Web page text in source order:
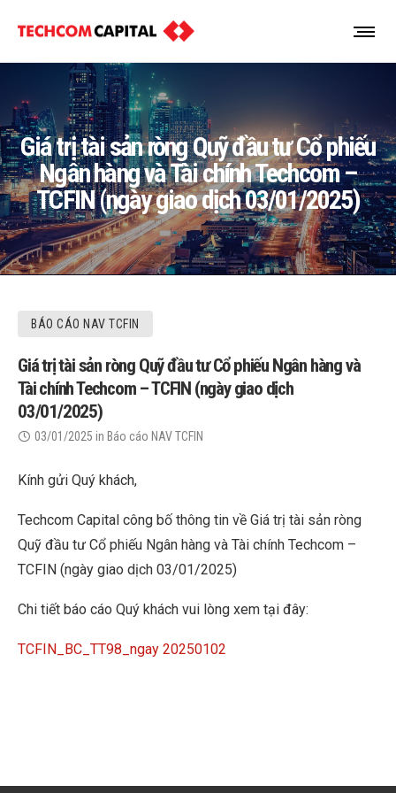
Giá trị tài sản ròng Quỹ đầu tư Cổ phiếu
Ngân hàng và Tài chính Techcom –
TCFIN (ngày giao dịch 03/01/2025)
BÁO CÁO NAV TCFIN
Giá trị tài sản ròng Quỹ đầu tư Cổ phiếu Ngân hàng và
Tài chính Techcom – TCFIN (ngày giao dịch
03/01/2025)
03/01/2025 in Báo cáo NAV TCFIN
Kính gửi Quý khách,
Techcom Capital công bố thông tin về Giá trị tài sản ròng
Quỹ đầu tư Cổ phiếu Ngân hàng và Tài chính Techcom –
TCFIN (ngày giao dịch 03/01/2025)
Chi tiết báo cáo Quý khách vui lòng xem tại đây:
TCFIN_BC_TT98_ngay 20250102